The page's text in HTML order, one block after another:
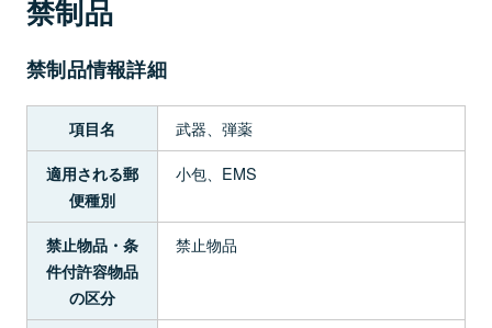
禁制品
禁制品情報詳細
項目名 武器、弾薬
適用される郵
便種別
小包、EMS
禁止物品・条
件付許容物品
の区分
禁止物品